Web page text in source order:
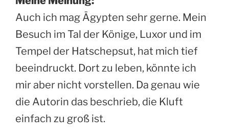
Auch ich mag Ägypten sehr gerne. Mein
Besuch im Tal der Könige, Luxor und im
Tempel der Hatschepsut, hat mich tief
beeindruckt. Dort zu leben, könnte ich
mir aber nicht vorstellen. Da genau wie
die Autorin das beschrieb, die Kluft
einfach zu groß ist.